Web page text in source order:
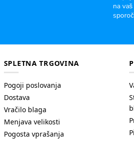
na
SPLETNA TRGOVINA
Pogoji poslovanja
Dostava
Vračilo blaga
Menjava velikosti
Pogosta vprašanja